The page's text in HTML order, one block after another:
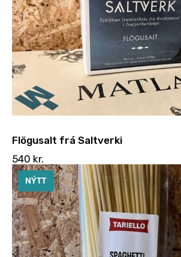
Flögusalt frá Saltverki
540 kr.
NÝTT